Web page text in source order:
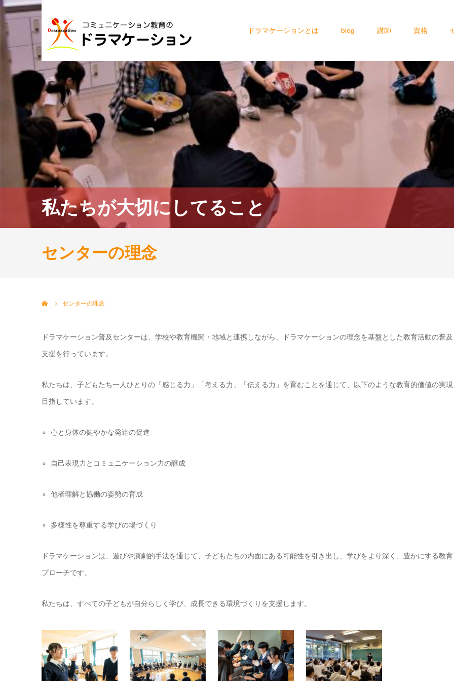
ドラマケーションとは blog 講師 資格
私たちが大切にしてること
センターの理念
センターの理念
ドラマケーション普及センターは、学校や教育機関・地域と連携しながら、ドラマケーションの理念を基盤とした教育活動の普
支援を行っています。
私たちは、子どもたち一人ひとりの「感じる力」「考える力」「伝える力」を育むことを通じて、以下のような教育的価値の実
目指しています。
心と身体の健やかな発達の促進
自己表現力とコミュニケーション力の醸成
他者理解と協働の姿勢の育成
多様性を尊重する学びの場づくり
ドラマケーションは、遊びや演劇的手法を通じて、子どもたちの内面にある可能性を引き出し、学びをより深く、豊かにする教
プローチです。
私たちは、すべての子どもが自分らしく学び、成長できる環境づくりを支援します。